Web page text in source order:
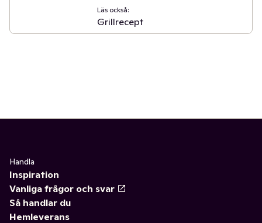
Läs också:
Grillrecept
Handla
Inspiration
Vanliga frågor och svar
Så handlar du
Hemleverans